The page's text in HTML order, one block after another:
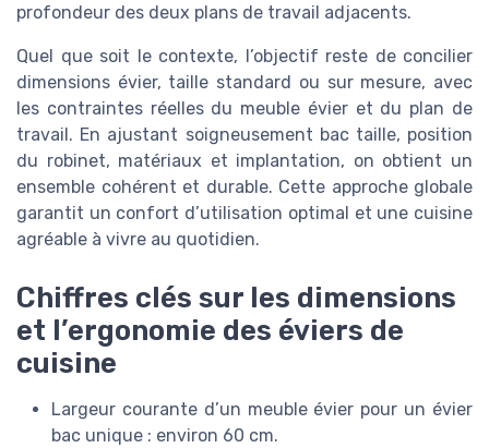
profondeur des deux plans de travail adjacents.
Quel que soit le contexte, l’objectif reste de concilier
dimensions évier, taille standard ou sur mesure, avec
les contraintes réelles du meuble évier et du plan de
travail. En ajustant soigneusement bac taille, position
du robinet, matériaux et implantation, on obtient un
ensemble cohérent et durable. Cette approche globale
garantit un confort d’utilisation optimal et une cuisine
agréable à vivre au quotidien.
Chiffres clés sur les dimensions
et l’ergonomie des éviers de
cuisine
Largeur courante d’un meuble évier pour un évier
bac unique : environ 60 cm.